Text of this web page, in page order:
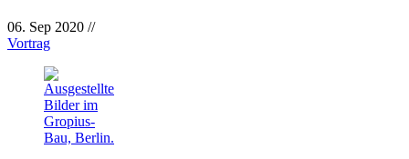
06. Sep 2020 //
Vortrag